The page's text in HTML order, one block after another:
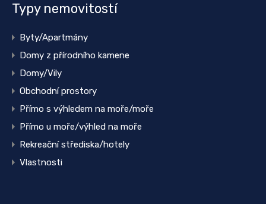
Typy nemovitostí
Byty/Apartmány
Domy z přírodního kamene
Domy/Vily
Obchodní prostory
Přímo s výhledem na moře/moře
Přímo u moře/výhled na moře
Rekreační střediska/hotely
Vlastnosti